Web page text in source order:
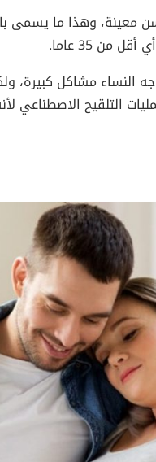
معينة، وهذا ما يسمى
35 عاما.
العمرية بعد ال 35، قد تواجه
التلقيح الاصطناعي